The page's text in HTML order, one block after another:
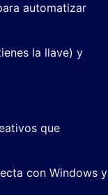
automatizar
la llave) y
que
con Windows y